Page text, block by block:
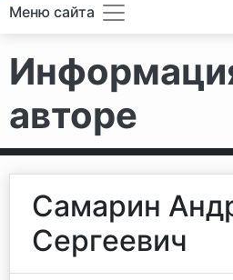
Меню сайта
авторе
Самарин
Сергеевич